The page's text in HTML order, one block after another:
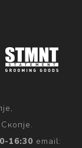
16:30 email: